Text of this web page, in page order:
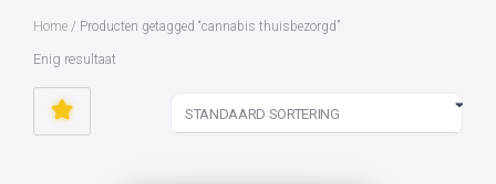
Home / Producten getagged “cannabis thuisbezorgd”
Enig resultaat